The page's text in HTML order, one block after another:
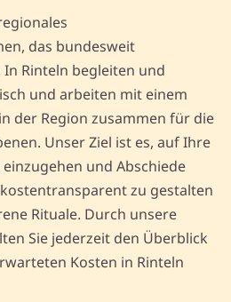
das bundesweit
Rinteln begleiten und
und arbeiten mit einem
der Region zusammen für die
Unser Ziel ist es, auf Ihre
und Abschiede
zu gestalten
Rituale. Durch unsere
Sie jederzeit den Überblick
Kosten in Rinteln